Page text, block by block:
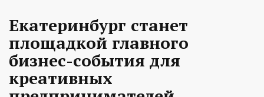
Екатеринбург станет
площадкой главного
бизнес-события для
креативных